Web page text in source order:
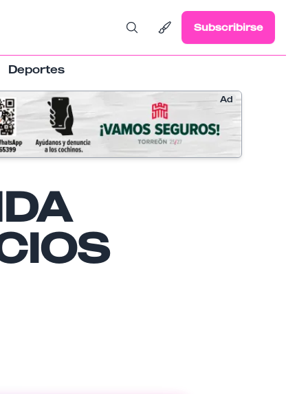
Subscribirse
Deportes
Ad